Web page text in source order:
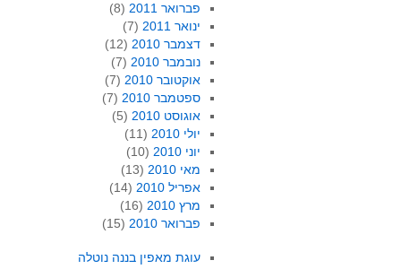
פברואר 2011
(8)
ינואר 2011
(7)
דצמבר 2010
(12)
נובמבר 2010
(7)
אוקטובר 2010
(7)
ספטמבר 2010
(7)
אוגוסט 2010
(5)
יולי 2010
(11)
יוני 2010
(10)
מאי 2010
(13)
אפריל 2010
(14)
מרץ 2010
(16)
פברואר 2010
(15)
עוגת מאפין בננה נוטלה